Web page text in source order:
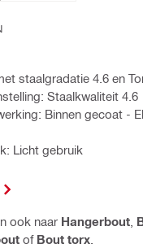
staalgradatie 4.6 en
Staalkwaliteit 4.6
Binnen gecoat -
Licht gebruik
ook naar Hangerbout
of Bout torx